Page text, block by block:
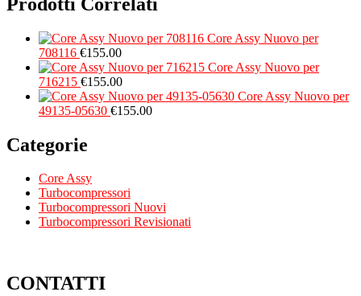
Core Assy Nuovo per
708116 €155.00
Core Assy Nuovo per
716215 €155.00
Core Assy Nuovo per
49135-05630 €155.00
Categorie
Core Assy
Turbocompressori
Turbocompressori Nuovi
Turbocompressori Revisionati
CONTATTI